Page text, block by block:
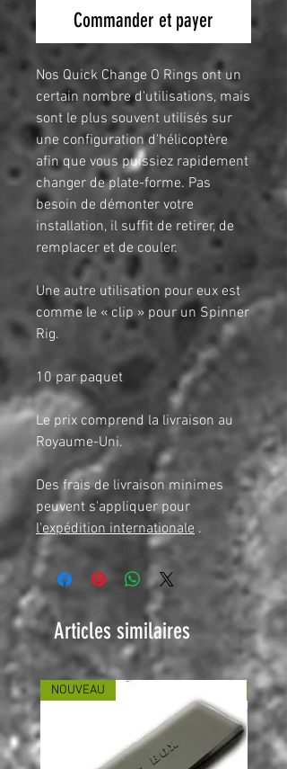
Commander et payer
Nos Quick Change O Rings ont un
certain nombre d'utilisations, mais
sont le plus souvent utilisés sur
une configuration d'hélicoptère
afin que vous puissiez rapidement
changer de plate-forme. Pas
besoin de démonter votre
installation, il suffit de retirer, de
remplacer et de couler.
Une autre utilisation pour eux est
comme le « clip » pour un Spinner
Rig.
10 par paquet
Le prix comprend la livraison au
Royaume-Uni.
Des frais de livraison minimes
peuvent s'appliquer pour
l'expédition internationale .
Articles similaires
NOUVEAU